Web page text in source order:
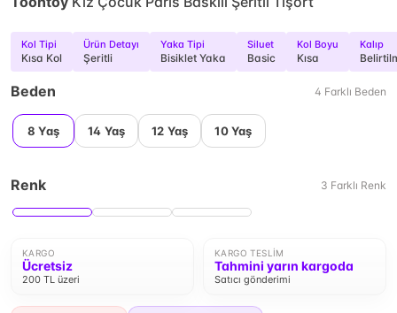
Kol Tipi
Kısa Kol
Ürün Detayı
Şeritli
Yaka Tipi
Bisiklet Yaka
Siluet
Basic
Kol Boyu
Kısa
Kalıp
Beden 4 Farklı Beden
8 Yaş 14 Yaş 12 Yaş 10 Yaş
Renk 3 Farklı Renk
KARGO
Ücretsiz
200 TL üzeri
KARGO TESLIM
Tahmini yarın kargoda
Satıcı gönderimi